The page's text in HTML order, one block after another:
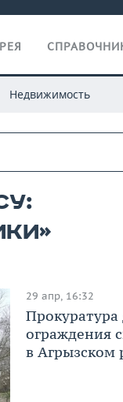
Недвижимость
29 апр, 16:32
Прокуратура
ограждения
в Агрызском